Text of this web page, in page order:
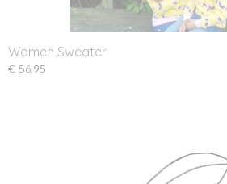
Women Sweater
€ 56,95